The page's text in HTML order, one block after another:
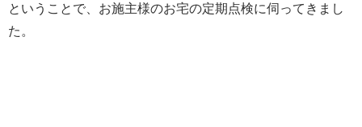
ということで、お施主様のお宅の定期点検に伺ってきまし
た。